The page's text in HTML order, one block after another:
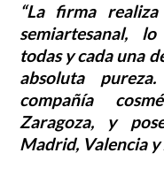
“La firma
semiartesanal,
todas y cada una
absoluta
compañía
Zaragoza, y
Madrid, Valencia y